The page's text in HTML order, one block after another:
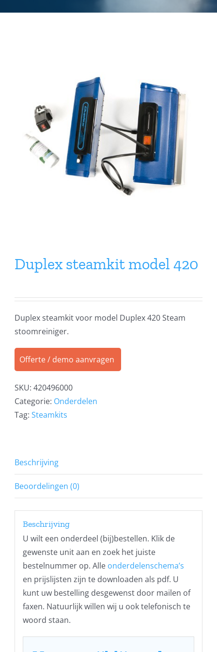
Service
Duplex steamkit model 420
Duplex steamkit voor model Duplex 420 Steam
stoomreiniger.
Offerte / demo aanvragen
SKU: 420496000
Categorie: Onderdelen
Tag: Steamkits
Beschrijving
Beoordelingen (0)
Beschrijving
U wilt een onderdeel (bij)bestellen. Klik de
gewenste unit aan en zoek het juiste
bestelnummer op. Alle onderdelenschema’s
en prijslijsten zijn te downloaden als pdf. U
kunt uw bestelling desgewenst door mailen of
faxen. Natuurlijk willen wij u ook telefonisch te
woord staan.